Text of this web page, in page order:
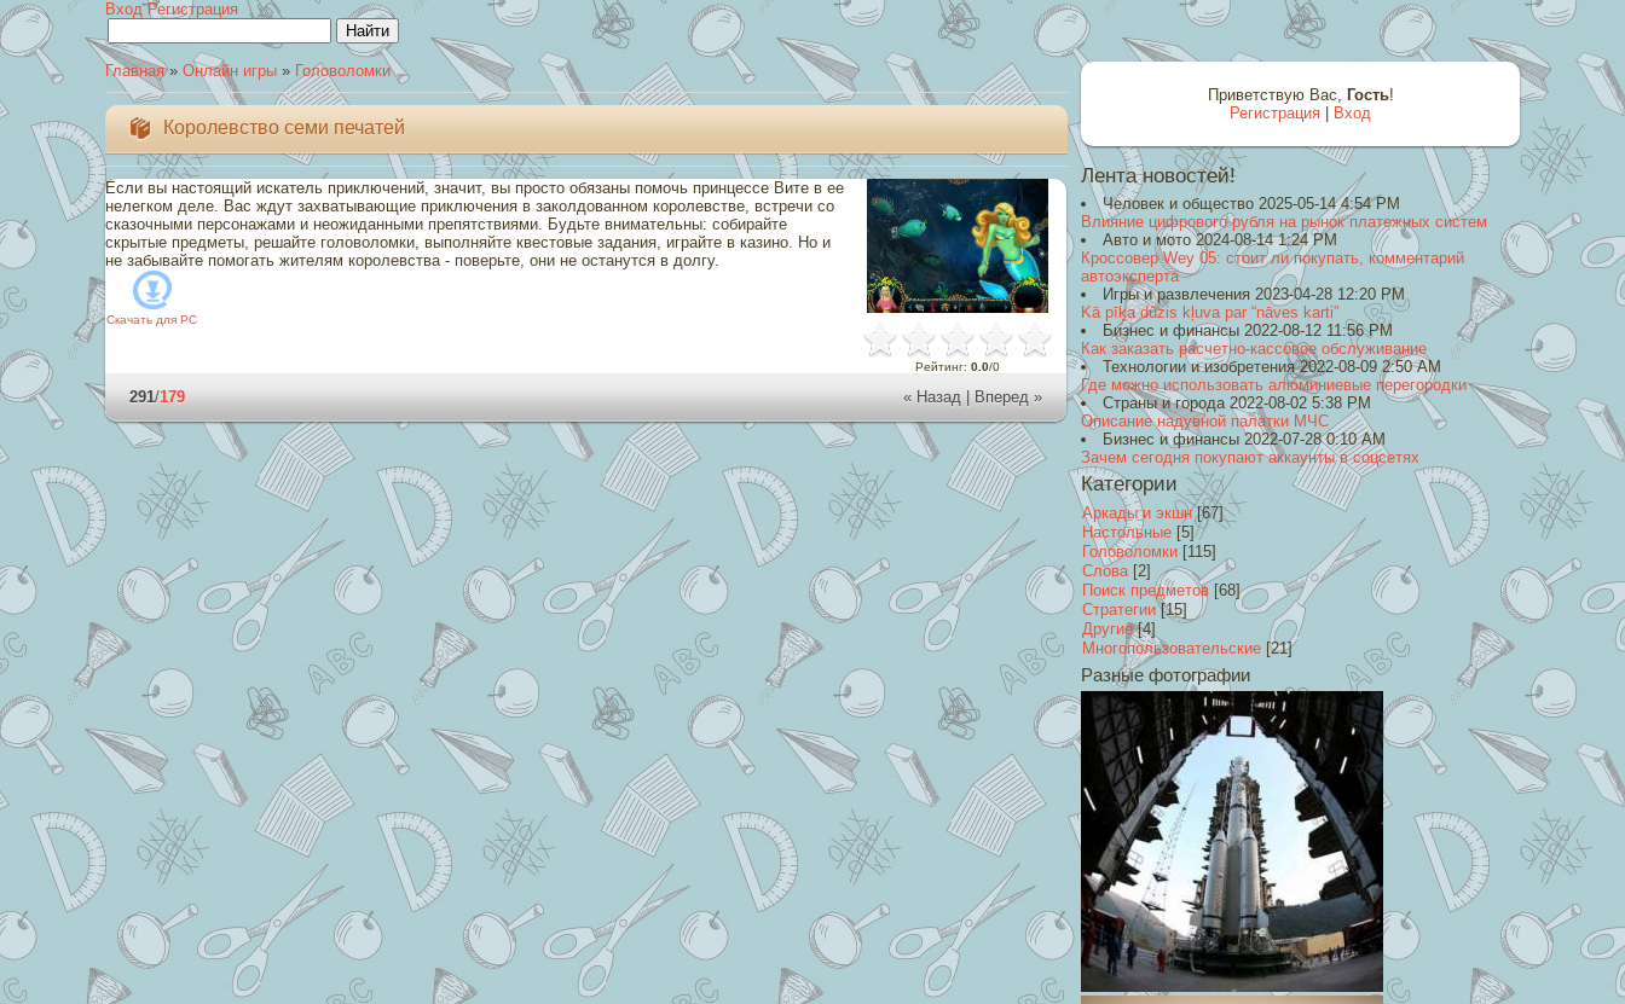
Вход Регистрация
Главная» Онлайн игры » Головоломки
Королевство семи печатей
Если вы настоящий искатель приключений, значит, вы просто обязаны помочь принцессе Вите в ее
нелегком деле. Вас ждут захватывающие приключения в заколдованном королевстве, встречи со
сказочными персонажами и неожиданными препятствиями. Будьте внимательны: собирайте
скрытые предметы, решайте головоломки, выполняйте квестовые задания, играйте в казино. Но и
не забывайте помогать жителям королевства - поверьте, они не останутся в долгу.
Скачать для PC
Рейтинг: 0.0/0
« Назад Вперед »
291/179
Приветствую Вас, Гость!
Регистрация
Вход
Лента новостей!
Человек и общество 2025-05-14 4:54 PM
Влияние цифрового рубля на рынок платежных систем
Авто и мото 2024-08-14 1:24 PM
Кроссовер Wey 05: стоит ли покупать, комментарий
автоэксперта
Игры и развлечения 2023-04-28 12:20 PM
Kā pīķa dūzis kļuva par “nāves karti”
Бизнес и финансы 2022-08-12 11:56 PM
Как заказать расчетно-кассовое обслуживание
Технологии и изобретения 2022-08-09 2:50 AM
Где можно использовать алюминиевые перегородки
Страны и города 2022-08-02 5:38 PM
Описание надувной палатки МЧС
Бизнес и финансы 2022-07-28 0:10 AM
Зачем сегодня покупают аккаунты в соцсетях
Категории
Аркады и экшн [67]
Настольные [5]
Головоломки [115]
Слова [2]
Поиск предметов [68]
Стратегии [15]
Другие [4]
Многопользовательские [21]
Разные фотографии